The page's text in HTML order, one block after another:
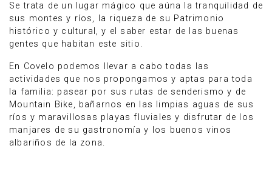
Se trata de un lugar mágico que aúna la tranquilidad de
sus montes y ríos, la riqueza de su Patrimonio
histórico y cultural, y el saber estar de las buenas
gentes que habitan este sitio.
En Covelo podemos llevar a cabo todas las
actividades que nos propongamos y aptas para toda
la familia: pasear por sus rutas de senderismo y de
Mountain Bike, bañarnos en las limpias aguas de sus
ríos y maravillosas playas fluviales y disfrutar de los
manjares de su gastronomía y los buenos vinos
albariños de la zona.